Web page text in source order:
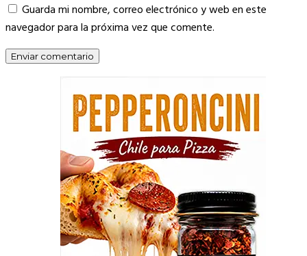
Guarda mi nombre, correo electrónico y web en este
navegador para la próxima vez que comente.